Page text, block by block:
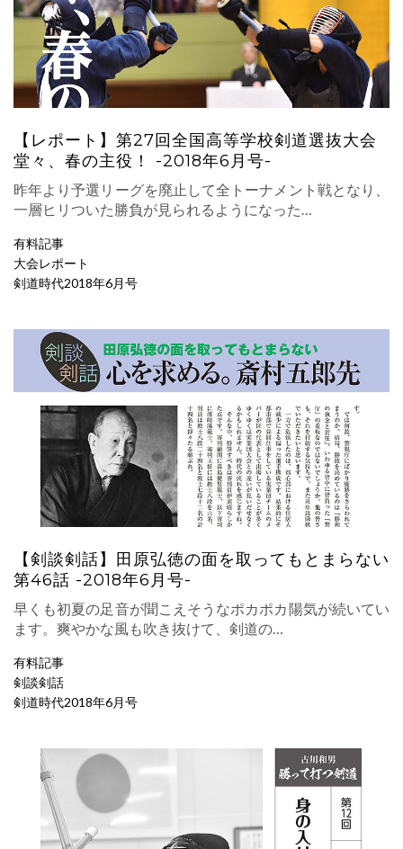
【レポート】第27回全国高等学校剣道選抜大会
堂々、春の主役！ -2018年6月号-
昨年より予選リーグを廃止して全トーナメント戦となり、
一層ヒリついた勝負が見られるようになった…
有料記事
大会レポート
剣道時代2018年6月号
【剣談剣話】田原弘徳の面を取ってもとまらない
第46話 -2018年6月号-
早くも初夏の足音が聞こえそうなポカポカ陽気が続いてい
ます。爽やかな風も吹き抜けて、剣道の…
有料記事
剣談剣話
剣道時代2018年6月号